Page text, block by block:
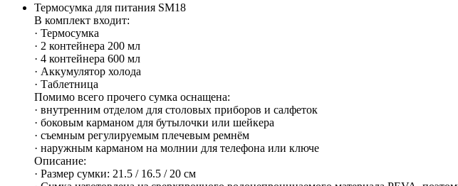
Термосумка для питания SM18
В комплект входит:
· Термосумка
· 2 контейнера 200 мл
· 4 контейнера 600 мл
· Аккумулятор холода
· Таблетница
Помимо всего прочего сумка оснащена:
· внутренним отделом для столовых приборов и салфеток
· боковым карманом для бутылочки или шейкера
· съемным регулируемым плечевым ремнём
· наружным карманом на молнии для телефона или ключе
Описание:
· Размер сумки: 21.5 / 16.5 / 20 см